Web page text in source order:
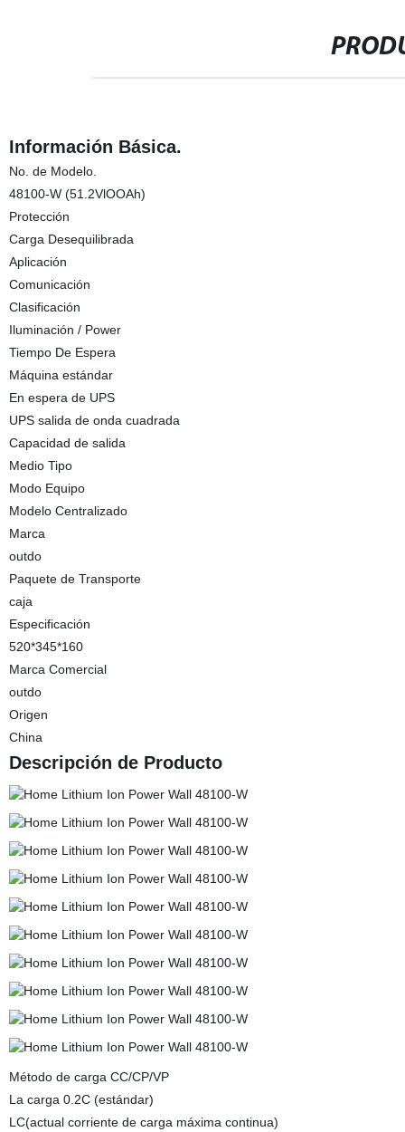
Información Básica.
No. de Modelo.
48100-W (51.2VlOOAh)
Protección
Carga Desequilibrada
Aplicación
Comunicación
Clasificación
Iluminación / Power
Tiempo De Espera
Máquina estándar
En espera de UPS
UPS salida de onda cuadrada
Capacidad de salida
Medio Tipo
Modo Equipo
Modelo Centralizado
Marca
outdo
Paquete de Transporte
caja
Especificación
520*345*160
Marca Comercial
outdo
Origen
China
Descripción de Producto
Método de carga CC/CP/VP
La carga 0.2C (estándar)
LC(actual corriente de carga máxima continua)